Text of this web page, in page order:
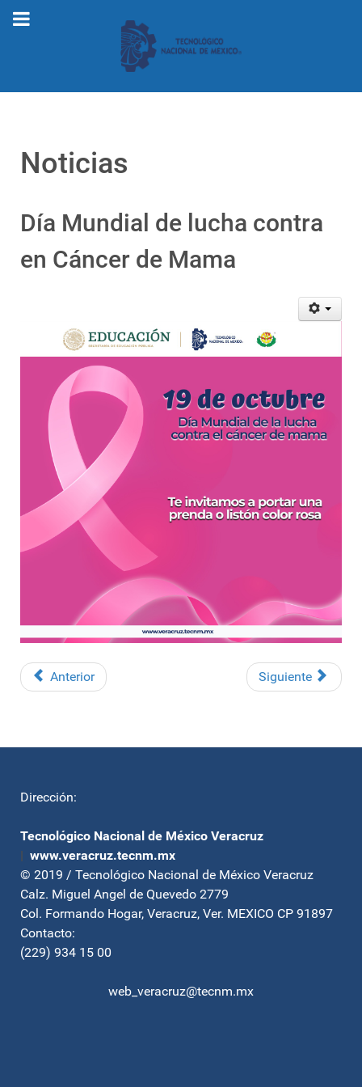
Noticias
Día Mundial de lucha contra
en Cáncer de Mama
Anterior Siguiente
Dirección:
Tecnológico Nacional de México Veracruz
| www.veracruz.tecnm.mx
© 2019 / Tecnológico Nacional de México Veracruz
Calz. Miguel Angel de Quevedo 2779
Col. Formando Hogar, Veracruz, Ver. MEXICO CP 91897
Contacto:
(229) 934 15 00
web_veracruz@tecnm.mx